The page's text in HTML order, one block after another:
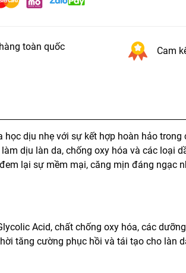
toàn quốc Cam
dịu nhẹ với sự kết hợp hoàn hảo trong
dịu làn da, chống oxy hóa và các loại
lại sự mềm mại, căng mịn đáng ngạc
Acid, chất chống oxy hóa, các
tăng cường phục hồi và tái tạo cho làn